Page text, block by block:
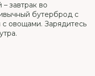
завтрак во
бутерброд с
овощами. Зарядитесь